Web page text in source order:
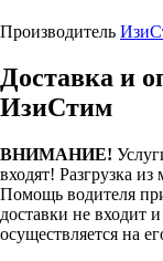
Производитель
Доставка и
ИзиСтим
ВНИМАНИЕ!
входят! Разгрузка
Помощь водителя
доставки не входит
осуществляется на